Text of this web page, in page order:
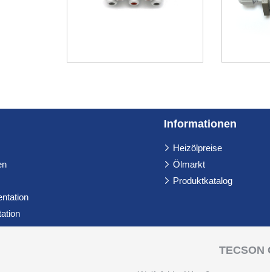
Informationen
Navigation
überspringen
Heizölpreise
Ölmarkt
Produktkatalog
TECSON